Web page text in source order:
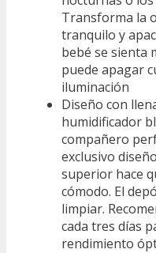
Transforma la
tranquilo y
bebé se sienta
puede apagar
iluminación
Diseño con
humidificador
compañero
exclusivo
superior hace
cómodo. El
limpiar.
cada tres días
rendimiento